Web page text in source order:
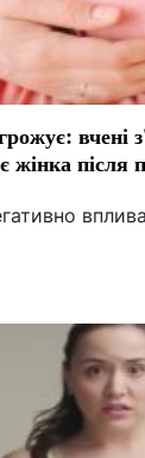
вчені
жінка після